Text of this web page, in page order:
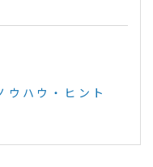
ウハウ・ヒント